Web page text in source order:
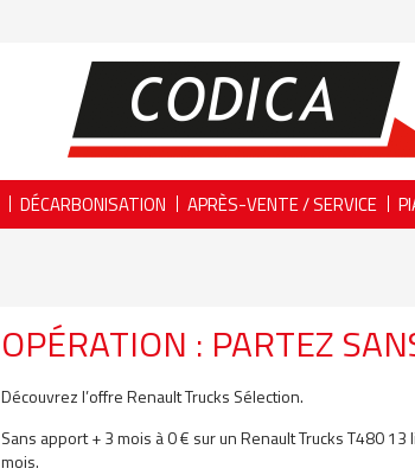
DÉCARBONISATION APRÈS-VENTE / SERVICE
OPÉRATION : PARTEZ
Découvrez l’offre Renault Trucks Sélection.
Sans apport + 3 mois à 0 € sur un Renault Trucks T480
mois.